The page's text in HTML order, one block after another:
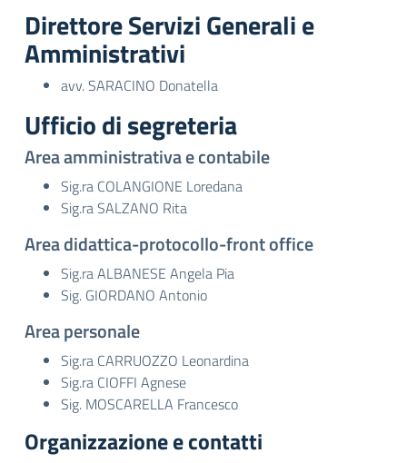
Direttore Servizi Generali e
Amministrativi
avv. SARACINO Donatella
Ufficio di segreteria
Area amministrativa e contabile
Sig.ra COLANGIONE Loredana
Sig.ra SALZANO Rita
Area didattica-protocollo-front office
Sig.ra ALBANESE Angela Pia
Sig. GIORDANO Antonio
Area personale
Sig.ra CARRUOZZO Leonardina
Sig.ra CIOFFI Agnese
Sig. MOSCARELLA Francesco
Organizzazione e contatti